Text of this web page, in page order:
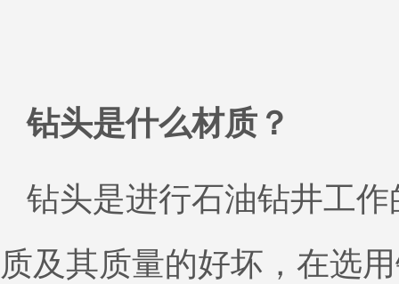
钻头是什么材质？
钻头是进行石油钻井工
质及其质量的好坏，在选